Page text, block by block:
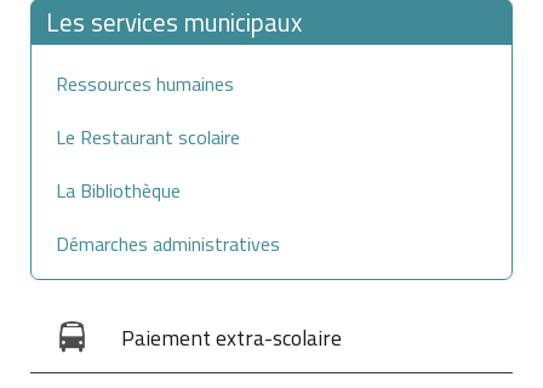
Les services municipaux
Ressources humaines
Le Restaurant scolaire
La Bibliothèque
Démarches administratives
Paiement extra-scolaire